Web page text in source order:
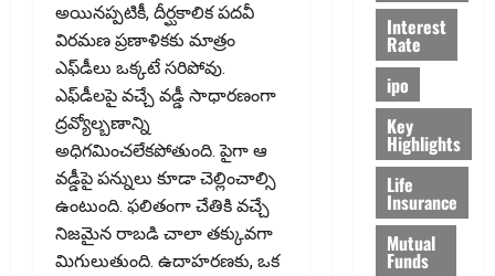
అయినప్పటికీ, దీర్ఘకాలిక పదవీ
విరమణ ప్రణాళికకు మాత్రం
ఎఫ్‌డీలు ఒక్కటే సరిపోవు.
ఎఫ్‌డీలపై వచ్చే వడ్డీ సాధారణంగా
ద్రవ్యోల్బణాన్ని
అధిగమించలేకపోతుంది. పైగా ఆ
వడ్డీపై పన్నులు కూడా చెల్లించాల్సి
ఉంటుంది. ఫలితంగా చేతికి వచ్చే
నిజమైన రాబడి చాలా తక్కువగా
మిగులుతుంది. ఉదాహరణకు, ఒక
Interest
Rate
ipo
Key
Highlights
Life
Insurance
Mutual
Funds